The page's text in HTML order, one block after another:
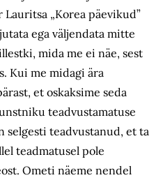
„Korea päevikud”
ega väljendata mitte
mida me ei näe, sest
Kui me midagi ära
et oskaksime seda
teadvustamatuse
selgesti teadvustanud, et ta
teadmatusel pole
Ometi näeme nendel